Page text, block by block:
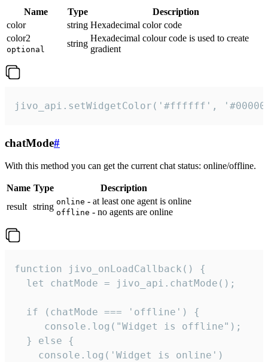
Name Type
Description
color
string Hexadecimal color code
color2
optional
string
Hexadecimal colour code is used to create
gradient
jivo_api.setWidgetColor('#ffffff',
chatMode#
With this method you can get the current chat status: online/offline.
Name Type
Description
result string online - at least one agent is online
offline - no agents are online
function jivo_onLoadCallback() {
  let chatMode = jivo_api.chatMode();
  if (chatMode === 'offline') {
     console.log("Widget is offline");
  } else {
    console.log('Widget is online')